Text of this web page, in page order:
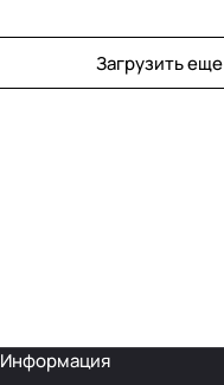
Загрузить еще
Информация